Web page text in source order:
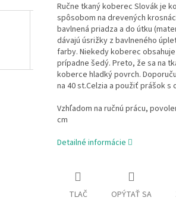
Ručne tkaný koberec Slovák je
spôsobom na drevených
bavlnená priadza a do útku
dávajú úsrižky z bavlneného
farby. Niekedy koberec
prípadne šedý. Preto, že sa na
koberce hladký povrch.
na 40 st.Celzia a použiť prášok s
Vzhľadom na ručnú prácu,
cm
Detailné informácie
TLAČ OPÝTAŤ SA